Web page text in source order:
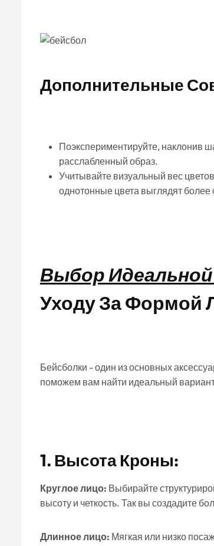
Дополнительные
Поэкспериментируйте, наклонив
расслабленный образ.
Учитывайте визуальный вес
однотонные цвета выглядят более
Выбор
Уходу За Формой
Бейсболки - один из основных
поможем вам найти идеальный
1. Высота Кроны:
Круглое лицо: Выбирайте
высоту и четкость. Так вы создадите
Длинное лицо: Мягкая или низко